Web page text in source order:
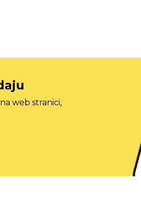
web stranici,